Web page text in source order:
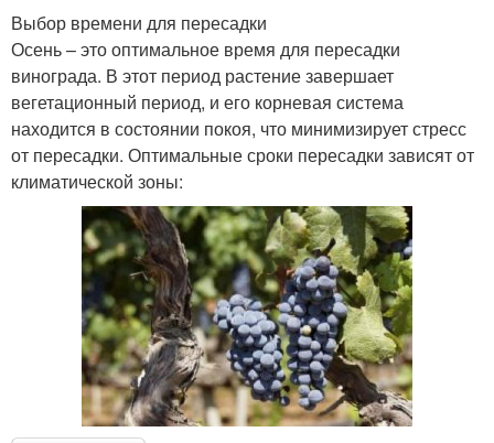
Выбор времени для пересадки
Осень – это оптимальное время для пересадки
винограда. В этот период растение завершает
вегетационный период, и его корневая система
находится в состоянии покоя, что минимизирует стресс
от пересадки. Оптимальные сроки пересадки зависят от
климатической зоны: